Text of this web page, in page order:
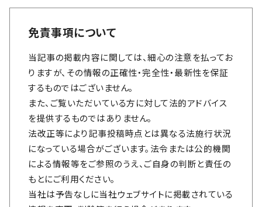
免責事項について
当記事の掲載内容に関しては、細心の注意を払ってお
りますが、その情報の正確性・完全性・最新性を保証
するものではございません。
また、ご覧いただいている方に対して法的アドバイス
を提供するものではありません。
法改正等により記事投稿時点とは異なる法施行状況
になっている場合がございます。法令または公的機関
による情報等をご参照のうえ、ご自身の判断と責任の
もとにご利用ください。
当社は予告なしに当社ウェブサイトに掲載されている